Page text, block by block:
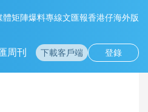
體矩陣爆料專線文匯報香港仔海外版
周刊 下載客戶端 登錄